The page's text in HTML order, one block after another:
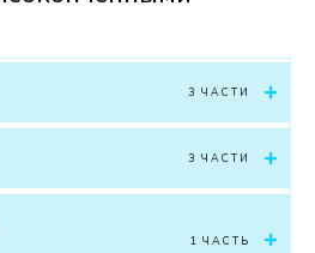
3 ЧАСТИ
3 ЧАСТИ
1 ЧАСТЬ